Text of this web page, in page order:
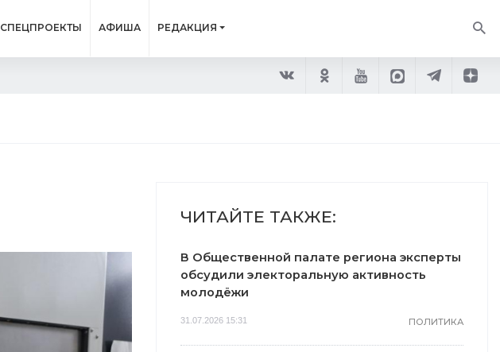
СПЕЦПРОЕКТЫ АФИША РЕДАКЦИЯ
ЧИТАЙТЕ ТАКЖЕ:
В Общественной палате региона эксперты
обсудили электоральную активность
молодёжи
31.07.2026 15:31 ПОЛИТИКА